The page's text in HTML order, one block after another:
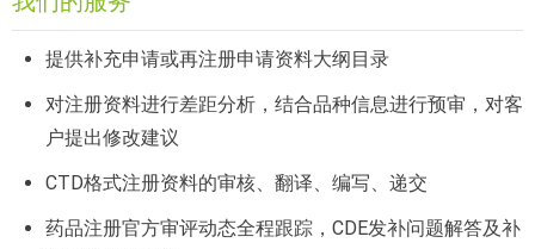
提供补充申请或再注册申请资料大纲目录
对注册资料进行差距分析，结合品种信息进行预审，对客
户提出修改建议
CTD格式注册资料的审核、翻译、编写、递交
药品注册官方审评动态全程跟踪，CDE发补问题解答及补